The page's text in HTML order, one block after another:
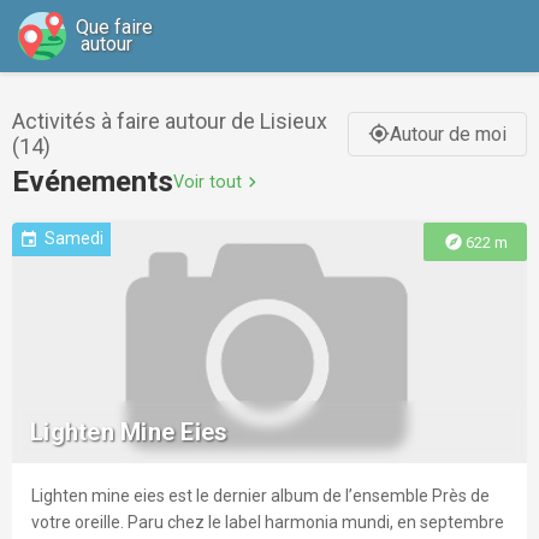
Que faire
autour
Activités à faire autour de Lisieux
(14)
gps_fixedAutour de moi
EvénementsVoir tout chevron_right
explore 622 m
event Samedi
Lighten Mine Eies
Lighten mine eies est le dernier album de l’ensemble Près de
votre oreille. Paru chez le label harmonia mundi, en septembre